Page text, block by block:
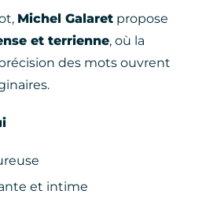
Michel Galaret propose
et terrienne, où la
des mots ouvrent
et intime